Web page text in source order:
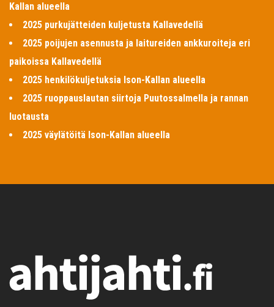
Kallan alueella
2025 purkujätteiden kuljetusta Kallavedellä
2025 poijujen asennusta ja laitureiden ankkuroiteja eri
paikoissa Kallavedellä
2025 henkilökuljetuksia Ison-Kallan alueella
2025 ruoppauslautan siirtoja Puutossalmella ja rannan
luotausta
2025 väylätöitä Ison-Kallan alueella